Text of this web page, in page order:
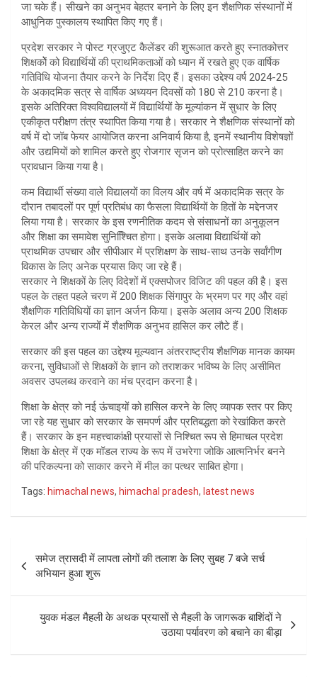
जा चके हैं। सीखने का अनुभव बेहतर बनाने के लिए इन शैक्षणिक संस्थानों में
आधुनिक पुस्कालय स्थापित किए गए हैं।
प्रदेश सरकार ने पोस्ट ग्रजुएट कैलेंडर की शुरूआत करते हुए स्नातकोत्तर
शिक्षकोेें को विद्यार्थियों की प्राथमिकताओं को ध्यान में रखते हुए एक वार्षिक
गतिविधि योजना तैयार करने के निर्देश दिए हैं। इसका उद्देश्य वर्ष 2024-25
के अकादमिक सत्र से वार्षिक अध्ययन दिवसों को 180 से 210 करना है।
इसके अतिरिक्त विश्वविद्यालयों में विद्यार्थियों के मूल्यांकन में सुधार के लिए
एकीकृत परीक्षण तंत्र स्थापित किया गया है। सरकार ने शैक्षणिक संस्थानों को
वर्ष में दो जॉब फेयर आयोजित करना अनिवार्य किया है, इनमें स्थानीय विशेषज्ञों
और उद्यमियों को शामिल करते हुए रोजगार सृजन को प्रोत्साहित करने का
प्रावधान किया गया है।
कम विद्यार्थी संख्या वाले विद्यालयों का विलय और वर्ष में अकादमिक सत्र के
दौरान तबादलों पर पूर्ण प्रतिबंध का फैसला विद्यार्थियों के हितों के मद्देनजर
लिया गया है। सरकार के इस रणनीतिक कदम से संसाधनों का अनुकूलन
और शिक्षा का समावेश सुनिश्चिित होगा। इसके अलावा विद्यार्थियों को
प्राथमिक उपचार और सीपीआर में प्रशिक्षण के साथ-साथ उनके सर्वांगीण
विकास के लिए अनेक प्रयास किए जा रहे हैं।
सरकार ने शिक्षकों के लिए विदेशों में एक्सपोजर विजिट की पहल की है। इस
पहल के तहत पहले चरण में 200 शिक्षक सिंगापुर के भ्रमण पर गए और वहां
शैक्षणिक गतिविधियों का ज्ञान अर्जन किया। इसके अलाव अन्य 200 शिक्षक
केरल और अन्य राज्यों में शैक्षणिक अनुभव हासिल कर लौटे हैं।
सरकार की इस पहल का उद्देश्य मूल्यवान अंतरराष्ट्रीय शैक्षणिक मानक कायम
करना, सुविधाओं से शिक्षकों के ज्ञान को तराशकर भविष्य के लिए असीमित
अवसर उपलब्ध करवाने का मंच प्रदान करना है।
शिक्षा के क्षेत्र को नई ऊंचाइयों को हासिल करने के लिए व्यापक स्तर पर किए
जा रहे यह सुधार को सरकार के समपर्ण और प्रतिबद्धता को रेखांकित करते
हैं। सरकार के इन महत्त्वाकांक्षी प्रयासों से निश्चित रूप से हिमाचल प्रदेश
शिक्षा के क्षेत्र में एक मॉडल राज्य के रूप में उभरेगा जोकि आत्मनिर्भर बनने
की परिकल्पना को साकार करने में मील का पत्थर साबित होगा।
Tags: himachal news, himachal pradesh, latest news
Post
navigation
समेज त्रासदी में लापता लोगों की तलाश के लिए सुबह 7 बजे सर्च
अभियान हुआ शुरू
युवक मंडल मैहली के अथक प्रयासों से मैहली के जागरूक बाशिंदों ने
उठाया पर्यावरण को बचाने का बीड़ा